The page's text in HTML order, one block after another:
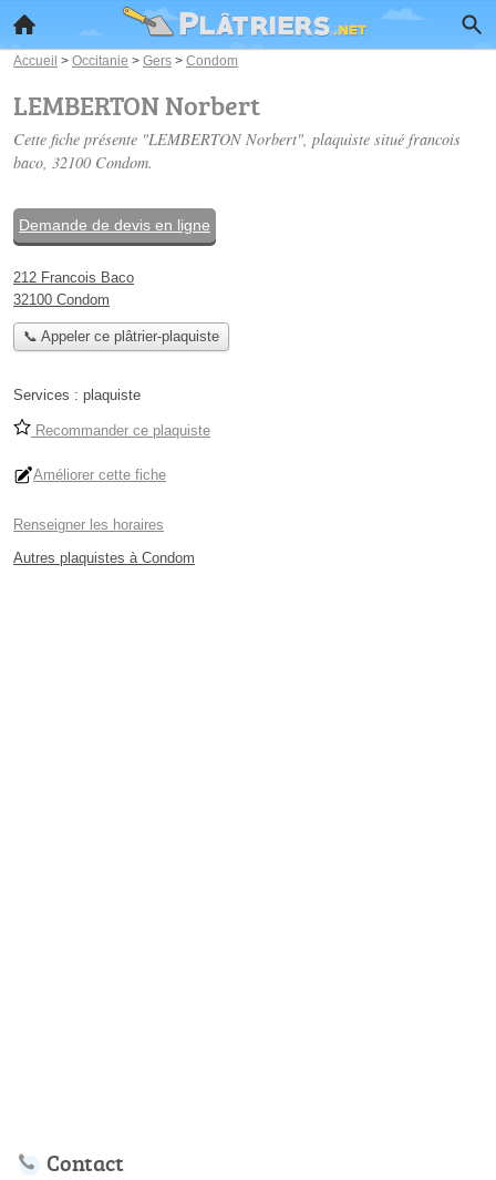
Accueil > Occitanie > Gers > Condom
LEMBERTON Norbert
Cette fiche présente "LEMBERTON Norbert", plaquiste situé francois
baco, 32100 Condom.
Demande de devis en ligne
212 Francois Baco
32100 Condom
📞 Appeler ce plâtrier-plaquiste
Services : plaquiste
Recommander ce plaquiste
Améliorer cette fiche
Renseigner les horaires
Autres plaquistes à Condom
Contact